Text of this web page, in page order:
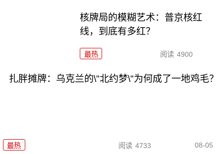
核牌局的模糊艺术：普京核红
线，到底有多红？
最热 阅读 4900
扎胖摊牌：乌克兰的\"北约梦\"为何成了一地鸡毛？
最热 阅读 4733 08-05